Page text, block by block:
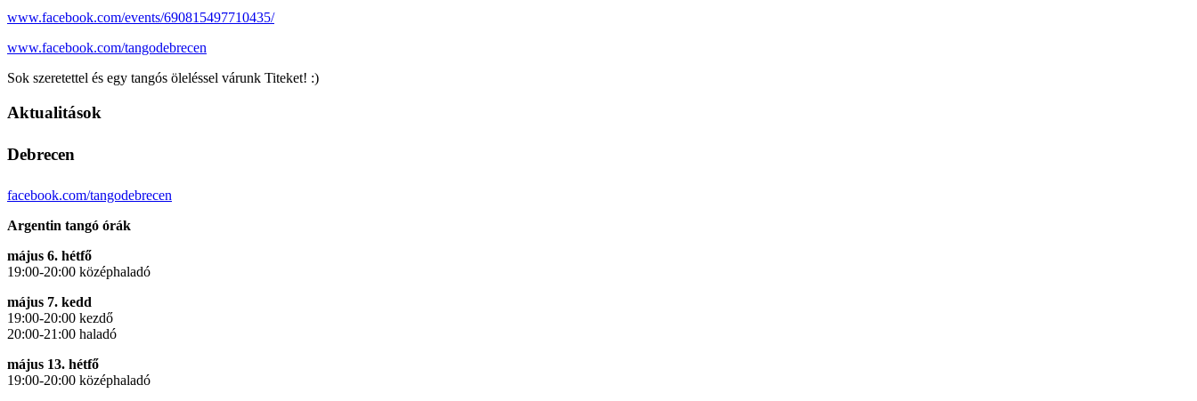
www.facebook.com/events/690815497710435/
www.facebook.com/tangodebrecen
Sok szeretettel és egy tangós öleléssel várunk Titeket! :)
Aktualitások
Debrecen
facebook.com/tangodebrecen
Argentin tangó órák
május 6. hétfő
19:00-20:00 középhaladó
május 7. kedd
19:00-20:00 kezdő
20:00-21:00 haladó
május 13. hétfő
19:00-20:00 középhaladó